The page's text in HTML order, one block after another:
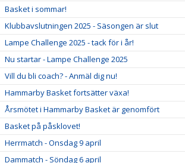
Basket i sommar!
Klubbavslutningen 2025 - Säsongen är slut
Lampe Challenge 2025 - tack för i år!
Nu startar - Lampe Challenge 2025
Vill du bli coach? - Anmäl dig nu!
Hammarby Basket fortsätter växa!
Årsmötet i Hammarby Basket är genomfört
Basket på påsklovet!
Herrmatch - Onsdag 9 april
Dammatch - Söndag 6 april